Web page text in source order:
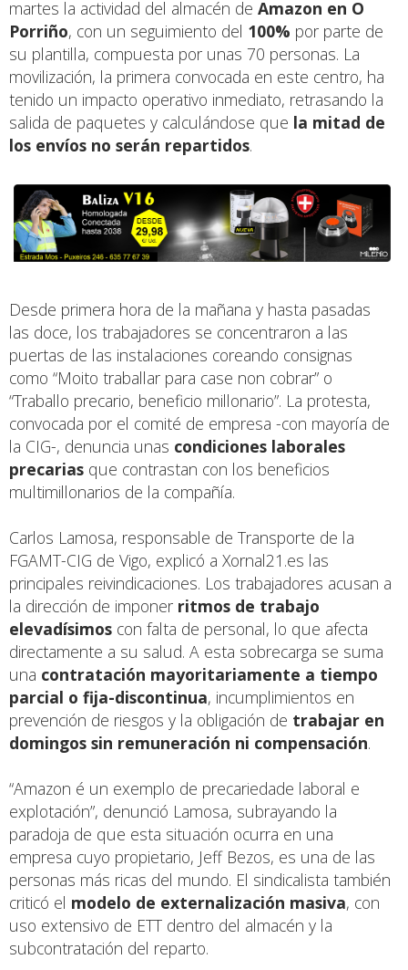
martes la actividad del almacén de Amazon en O
Porriño, con un seguimiento del 100% por parte de
su plantilla, compuesta por unas 70 personas. La
movilización, la primera convocada en este centro, ha
tenido un impacto operativo inmediato, retrasando la
salida de paquetes y calculándose que la mitad de
los envíos no serán repartidos.
Desde primera hora de la mañana y hasta pasadas
las doce, los trabajadores se concentraron a las
puertas de las instalaciones coreando consignas
como “Moito traballar para case non cobrar” o
“Traballo precario, beneficio millonario”. La protesta,
convocada por el comité de empresa -con mayoría de
la CIG-, denuncia unas condiciones laborales
precarias que contrastan con los beneficios
multimillonarios de la compañía.
Carlos Lamosa, responsable de Transporte de la
FGAMT-CIG de Vigo, explicó a Xornal21.es las
principales reivindicaciones. Los trabajadores acusan a
la dirección de imponer ritmos de trabajo
elevadísimos con falta de personal, lo que afecta
directamente a su salud. A esta sobrecarga se suma
una contratación mayoritariamente a tiempo
parcial o fija-discontinua, incumplimientos en
prevención de riesgos y la obligación de trabajar en
domingos sin remuneración ni compensación.
“Amazon é un exemplo de precariedade laboral e
explotación”, denunció Lamosa, subrayando la
paradoja de que esta situación ocurra en una
empresa cuyo propietario, Jeff Bezos, es una de las
personas más ricas del mundo. El sindicalista también
criticó el modelo de externalización masiva, con
uso extensivo de ETT dentro del almacén y la
subcontratación del reparto.